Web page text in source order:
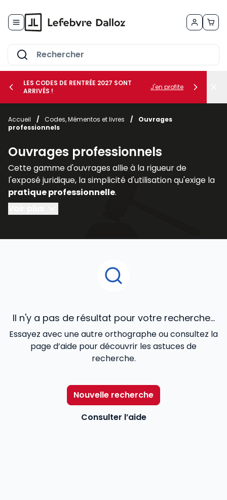
le sous-menu Vos métiers
LES CODES DE RENTRÉE 2027 SONT
ARRIVÉS !
J'en profite
Accueil / Codes, Mémentos et livres /
Ouvrages
professionnels
Ouvrages professionnels
Cette gamme d'ouvrages allie à la rigueur de
l'exposé juridique, la simplicité d'utilisation qu'exige la
pratique professionnelle.
Regroupés par thèmes ou par collections, les
espace de notre catalogue en ligne, ont été confiés
pour répondre de façon cohérente à vos besoins
Il n'y a pas de résultat pour votre recherche...
Essayez avec une autre orthographe ou consultez la
page d’aide pour découvrir les astuces de
recherche.
Nouvelle recherche
Consulter l’aide